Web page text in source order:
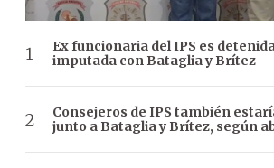
Ex funcionaria del IPS es
imputada con Bataglia y Brítez
Consejeros de IPS también
junto a Bataglia y Brítez, según